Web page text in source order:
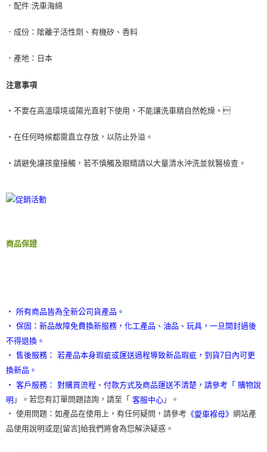
．配件:洗車海綿
．成份：隂離子活性劑、有機矽、香料
．產地：日本
注意事項
‧不要在高溫環境或陽光直射下使用，不能讓洗車精自然乾燥。
‧在任何時候都需直立存放，以防止外溢。
‧請避免讓孩童接觸，若不慎觸及眼睛請以大量清水沖洗並就醫檢查。
商品保證
‧ 所有商品皆為全新公司貨產品。
‧ 保固：新品故障免費換新服務，化工產品、油品、玩具，一旦開封過後
不得退換。
‧ 售後服務： 若產品本身瑕疵或運送過程導致新品瑕疵，到貨7日內可更
換新品。
‧ 客戶服務： 對購買流程、付款方式及商品運送不清楚，請參考「 購物說
明 」。若您有訂單問題諮詢，請至「 客服中心 」。
‧ 使用問題：如產品在使用上，有任何疑問，請參考 《愛車褓母》 網站產
品使用說明或是[留言]給我們將會為您解決疑惑。